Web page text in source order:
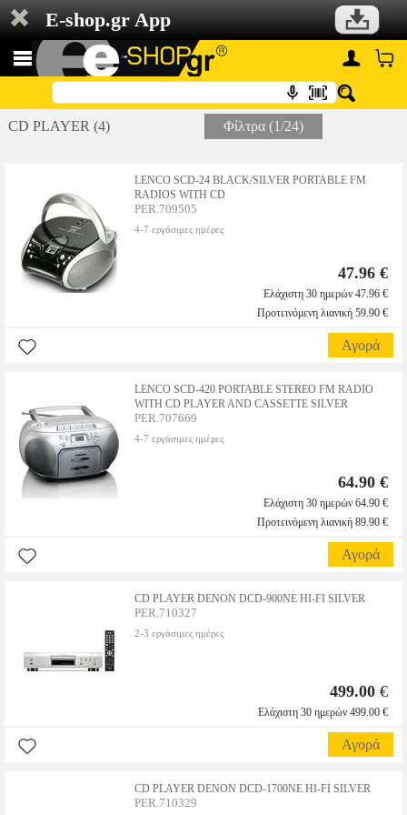
E-shop.gr App
CD PLAYER (4) Φίλτρα (1/24)
LENCO SCD-24 BLACK/SILVER PORTABLE FM
RADIOS WITH CD
PER.709505
4-7 εργάσιμες ημέρες
47.96 €
Ελάχιστη 30 ημερών 47.96 €
Προτεινόμενη λιανική 59.90 €
Αγορά
LENCO SCD-420 PORTABLE STEREO FM RADIO
WITH CD PLAYER AND CASSETTE SILVER
PER.707669
4-7 εργάσιμες ημέρες
64.90 €
Ελάχιστη 30 ημερών 64.90 €
Προτεινόμενη λιανική 89.90 €
Αγορά
CD PLAYER DENON DCD-900NE HI-FI SILVER
PER.710327
2-3 εργάσιμες ημέρες
499.00 €
Ελάχιστη 30 ημερών 499.00 €
Αγορά
CD PLAYER DENON DCD-1700NE HI-FI SILVER
PER.710329